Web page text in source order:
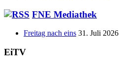
FNE Mediathek
Freitag nach eins 31. Juli 2026
EiTV